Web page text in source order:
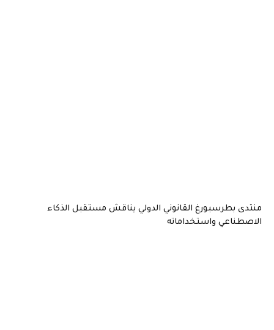
بطرسبورغ القانوني الدولي يناقش مستقبل الذكاء
واستخداماته